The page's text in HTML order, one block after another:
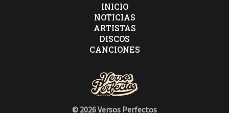
INICIO
NOTICIAS
ARTISTAS
DISCOS
CANCIONES
© 2026 Versos Perfectos